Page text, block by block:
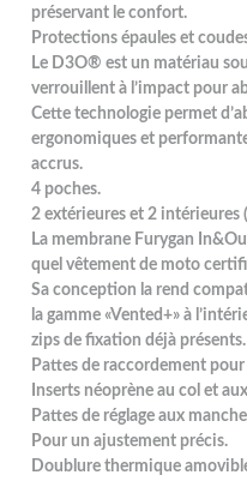
préservant le confort.
Protections épaules et
Le D3O® est un matériau
verrouillent à l’impact pour
Cette technologie permet
ergonomiques et
accrus.
4 poches.
2 extérieures et 2 intérieures
La membrane Furygan
quel vêtement de moto
Sa conception la rend
la gamme «Vented+» à
zips de fixation déjà présents.
Pattes de raccordement
Inserts néoprène au col et
Pattes de réglage aux
Pour un ajustement précis.
Doublure thermique